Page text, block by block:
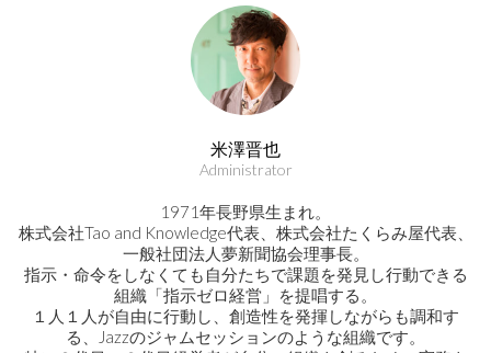
米澤晋也
Administrator
1971年長野県生まれ。
株式会社Tao and Knowledge代表、株式会社たくらみ屋代表、
一般社団法人夢新聞協会理事長。
指示・命令をしなくても自分たちで課題を発見し行動できる
組織「指示ゼロ経営」を提唱する。
１人１人が自由に行動し、創造性を発揮しながらも調和す
る、Jazzのジャムセッションのような組織です。